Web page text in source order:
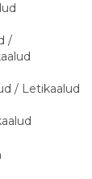
/
/ Letikaalud